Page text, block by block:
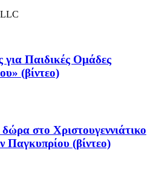
για Παιδικές Ομάδες
(βίντεο)
στο Χριστουγεννιάτικο
(βίντεο)